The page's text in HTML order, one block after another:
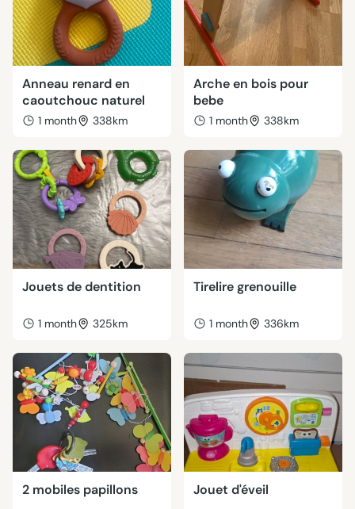
Anneau renard en
caoutchouc naturel
1 month 338km
Arche en bois pour
bebe
1 month 338km
Jouets de dentition
1 month 325km
Tirelire grenouille
1 month 336km
2 mobiles papillons Jouet d'éveil